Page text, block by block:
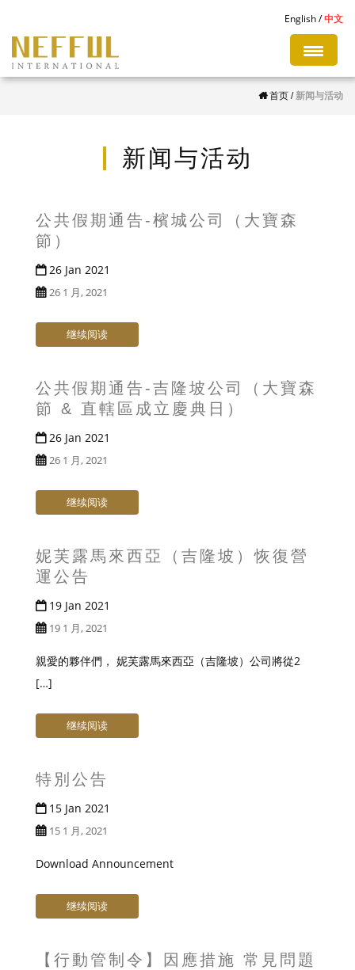
p
English 中文
首页 /新闻与活动
新闻与活动
公共假期通告-檳城公司（大寶森
節）
26 Jan 2021
26 1 月, 2021
继续阅读
公共假期通告-吉隆坡公司（大寶森
節 & 直轄區成立慶典日）
26 Jan 2021
26 1 月, 2021
继续阅读
妮芙露馬來西亞（吉隆坡）恢復營
運公告
19 Jan 2021
19 1 月, 2021
親愛的夥伴們， 妮芙露馬來西亞（吉隆坡）公司將從2
[…]
继续阅读
特別公告
15 Jan 2021
15 1 月, 2021
Download Announcement
继续阅读
【行動管制令】因應措施 常見問題